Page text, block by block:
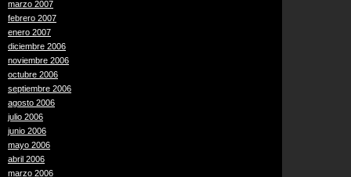
marzo 2007
febrero 2007
enero 2007
diciembre 2006
noviembre 2006
octubre 2006
septiembre 2006
agosto 2006
julio 2006
junio 2006
mayo 2006
abril 2006
marzo 2006